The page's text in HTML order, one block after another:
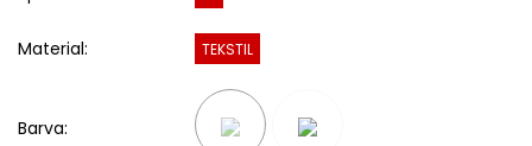
Material: TEKSTIL
Barva: